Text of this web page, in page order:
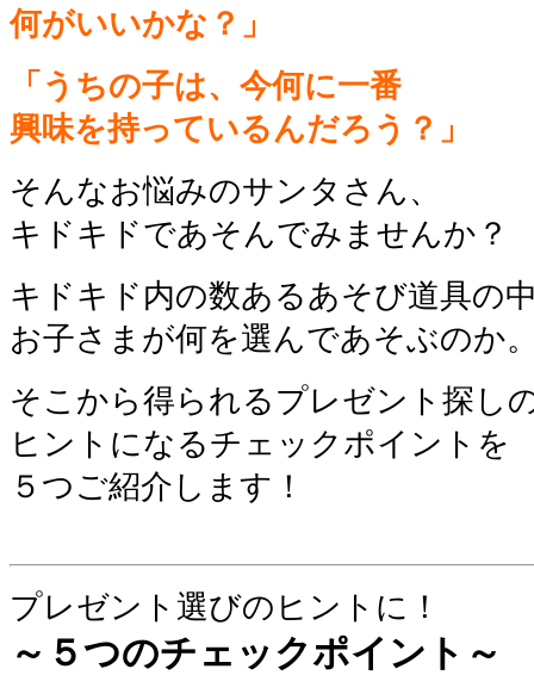
何がいいかな？」
「うちの子は、今何に一番
興味を持っているんだろう？」
そんなお悩みのサンタさん、
キドキドであそんでみませんか？
キドキド内の数あるあそび道具の
お子さまが何を選んであそぶのか
そこから得られるプレゼント探し
ヒントになるチェックポイントを
５つご紹介します！
プレゼント選びのヒントに！
～５つのチェックポイント～